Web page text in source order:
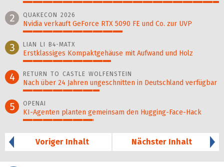
2 QUAKECON 2026
Nvidia verkauft GeForce RTX 5090 FE und Co. zur UVP
3 LIAN LI B4-MATX
Erstklassiges Kompaktgehäuse mit Aufwand und Holz
4 RETURN TO CASTLE WOLFENSTEIN
Nach über 24 Jahren ungeschnitten in Deutschland verfügbar
5 OPENAI
KI-Agenten planten gemein­sam den Hugging-Face-Hack
Voriger Inhalt
Nächster Inhalt